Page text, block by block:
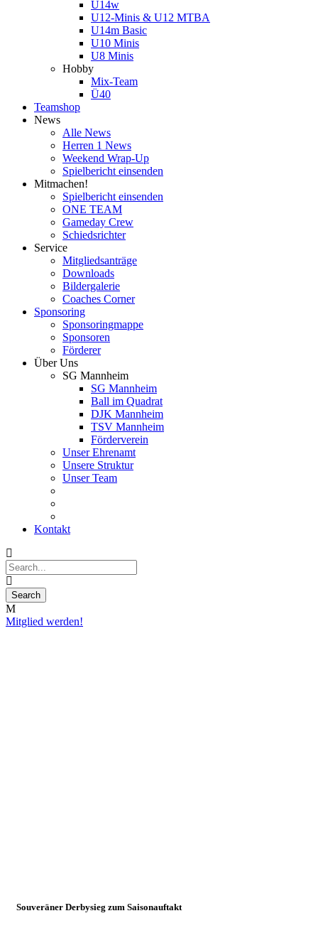
U14w
U12-Minis & U12 MTBA
U14m Basic
U10 Minis
U8 Minis
Hobby
Mix-Team
Ü40
Teamshop
News
Alle News
Herren 1 News
Weekend Wrap-Up
Spielbericht einsenden
Mitmachen!
Spielbericht einsenden
ONE TEAM
Gameday Crew
Schiedsrichter
Service
Mitgliedsanträge
Downloads
Bildergalerie
Coaches Corner
Sponsoring
Sponsoringmappe
Sponsoren
Förderer
Über Uns
SG Mannheim
SG Mannheim
Ball im Quadrat
DJK Mannheim
TSV Mannheim
Förderverein
Unser Ehrenamt
Unsere Struktur
Unser Team
Kontakt
Mitglied werden!
Souveräner Derbysieg zum Saisonauftakt